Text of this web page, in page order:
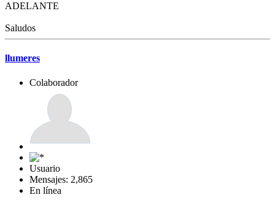
ADELANTE
Saludos
llumeres
Colaborador
Usuario
Mensajes: 2,865
En línea